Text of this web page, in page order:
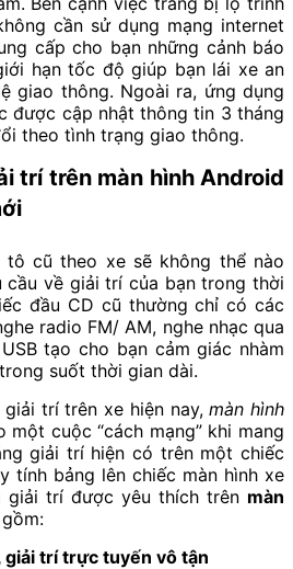
cần sử dụng mạng internet
cấp cho bạn những cảnh báo
hạn tốc độ giúp bạn lái xe an
giao thông. Ngoài ra, ứng dụng
được cập nhật thông tin 3 tháng
theo tình trạng giao thông.
trí trên màn hình Android
tô cũ theo xe sẽ không thể nào
cầu về giải trí của bạn trong thời
đầu CD cũ thường chỉ có các
radio FM/ AM, nghe nhạc qua
tạo cho bạn cảm giác nhàm
suốt thời gian dài.
trí trên xe hiện nay,màn hình
một cuộc “cách mạng” khi mang
giải trí hiện có trên một chiếc
tính bảng lên chiếc màn hình xe
giải trí được yêu thích trên màn
giải trí trực tuyến vô tận